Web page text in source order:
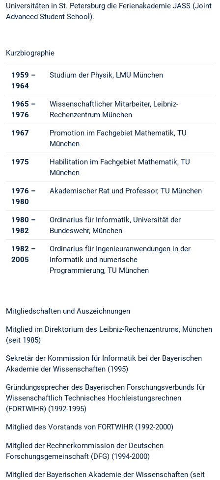
Universitäten in St. Petersburg die Ferienakademie JASS (Joint
Advanced Student School).
Kurzbiographie
1959 –
1964
Studium der Physik, LMU München
1965 –
1976
Wissenschaftlicher Mitarbeiter, Leibniz-
Rechenzentrum München
1967
Promotion im Fachgebiet Mathematik, TU
München
1975
Habilitation im Fachgebiet Mathematik, TU
München
1976 –
1980
Akademischer Rat und Professor, TU München
1980 –
1982
Ordinarius für Informatik, Universität der
Bundeswehr, München
1982 –
2005
Ordinarius für Ingenieuranwendungen in der
Informatik und numerische
Programmierung, TU München
Mitgliedschaften und Auszeichnungen
Mitglied im Direktorium des Leibniz-Rechenzentrums, München
(seit 1985)
Sekretär der Kommission für Informatik bei der Bayerischen
Akademie der Wissenschaften (1995)
Gründungssprecher des Bayerischen Forschungsverbunds für
Wissenschaftlich Technisches Hochleistungsrechnen
(FORTWIHR) (1992-1995)
Mitglied des Vorstands von FORTWIHR (1992-2000)
Mitglied der Rechnerkommission der Deutschen
Forschungsgemeinschaft (DFG) (1994-2000)
Mitglied der Bayerischen Akademie der Wissenschaften (seit